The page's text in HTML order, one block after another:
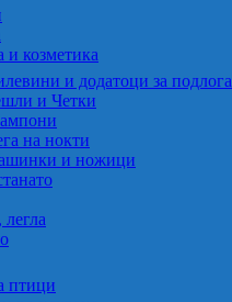
и козметика
и додатоци за подлога
и Четки
на нокти
и ножици
птици